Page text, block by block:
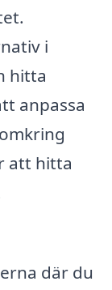
i
hitta
anpassa
att hitta
där du